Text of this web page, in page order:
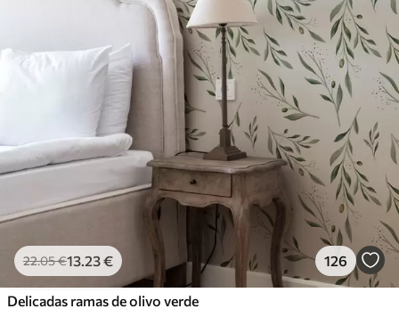
22.05€13.23€ 126
Delicadas ramas de olivo verde